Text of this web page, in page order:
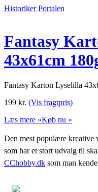
Historiker Portalen
Fantasy
43x61cm
Fantasy Karton Lyselilla
199 kr. (Vis fragtpris)
Læs mere »Køb nu »
Den mest populære kreative
som har et stort udvalg til
CChobby.dk som man